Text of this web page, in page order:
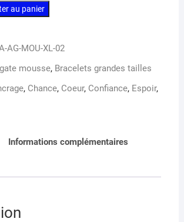
au panier
AG-MOU-XL-02
mousse, Bracelets grandes tailles
, Chance, Coeur, Confiance, Espoir,
Informations complémentaires